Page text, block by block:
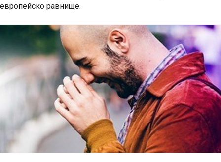
европейско равнище.